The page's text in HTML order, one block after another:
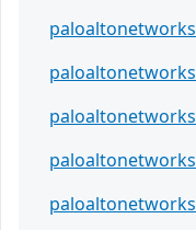
paloaltonetworks
paloaltonetworks
paloaltonetworks
paloaltonetworks
paloaltonetworks